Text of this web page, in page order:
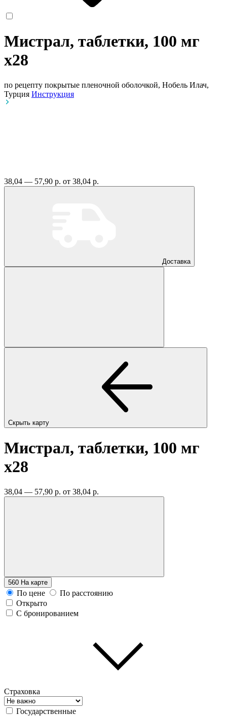
Мистрал, таблетки, 100 мг
x28
по рецепту покрытые пленочной оболочкой, Нобель Илач,
Турция Инструкция
38,04 — 57,90 р. от 38,04 р.
Доставка
Скрыть карту
Мистрал, таблетки, 100 мг
x28
38,04 — 57,90 р. от 38,04 р.
560 На карте
По цене
По расстоянию
Открыто
С бронированием
Страховка
Государственные